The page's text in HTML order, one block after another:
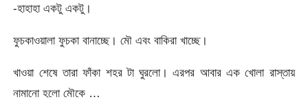
-হাহাহা একটু একটু।
ফুচকাওয়ালা ফুচকা বানাচ্ছে। মৌ এবং বাকিরা খাচ্ছে।
খাওয়া শেষে তারা ফাঁকা শহর টা ঘুরলো। এরপর আবার এক খোলা রাস্তায়
নামানো হলো মৌকে …